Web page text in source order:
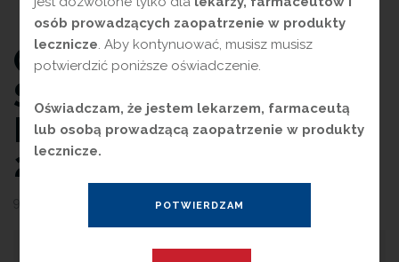
CUKIERKI
SZAŁWIOWE –
PRODUKT ROKU
2024
Magdalena Guźniczak
osób prowadzących zaopatrzenie w produkty
lecznicze . Aby kontynuować, musisz musisz
potwierdzić poniższe oświadczenie.
Oświadczam, że jestem lekarzem, farmaceutą
lub osobą prowadzącą zaopatrzenie w produkty
lecznicze.